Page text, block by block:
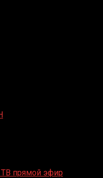
прямой эфир